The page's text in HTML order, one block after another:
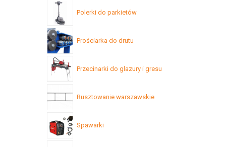
Polerki do parkietów
Prościarka do drutu
Przecinarki do glazury i gresu
Rusztowanie warszawskie
Spawarki